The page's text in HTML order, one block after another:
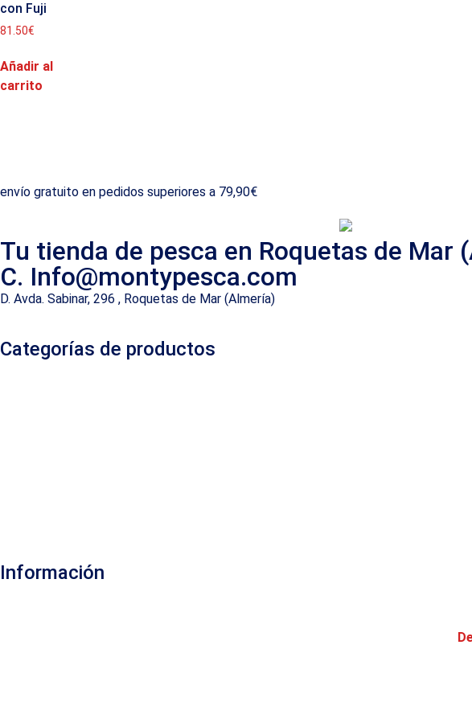
con Fuji
81.50€
Añadir al
carrito
envío gratuito en pedidos superiores a 79,90€
Tu tienda de pesca en Roquetas de Mar
C. Info@montypesca.com
D. Avda. Sabinar, 296 , Roquetas de Mar (Almería)
Categorías de productos
Información